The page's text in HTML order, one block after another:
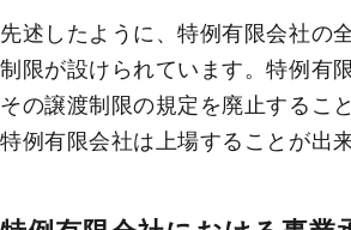
先述したように、特例有限会社の
制限が設けられています。特例有
その譲渡制限の規定を廃止するこ
特例有限会社は上場することが出